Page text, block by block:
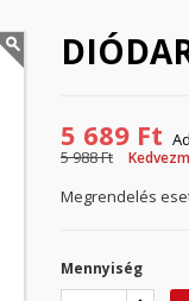
5 689 Ft
5 988 Ft
Megrendelés
Mennyiség